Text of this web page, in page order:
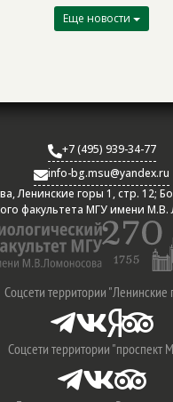
Еще новости
+7 (495) 939-34-77
info-bg.msu@yandex.ru
Ленинские горы 1, стр. 12;
факультета МГУ имени
Соцсети территории "Ленинские

Соцсети территории "проспект
